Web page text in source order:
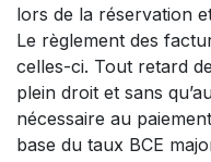
lors de la réservation
Le règlement des
celles-ci. Tout retard
plein droit et sans
nécessaire au
base du taux BCE